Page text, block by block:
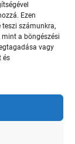
Ezen
számunkra,
a böngészési
vagy
és